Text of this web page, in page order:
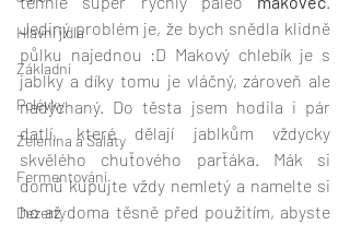
Hlavní jídla
Základní
Polévky
Zelenina a Saláty
Fermentování
Dezerty
Jediný problém je, že bych snědla klidně
půlku najednou :D Makový chlebík je s
jablky a díky tomu je vláčný, zároveň ale
nadýchaný. Do těsta jsem hodila i pár
datlí, které dělají jablkům vždycky
skvělého chuťového parťáka. Mák si
domů kupujte vždy nemletý a namelte si
ho až doma těsně před použitím, abyste